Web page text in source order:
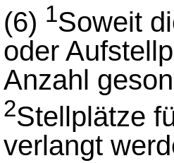
(6) 1Soweit
oder
Anzahl
2Stellplätze
verlangt